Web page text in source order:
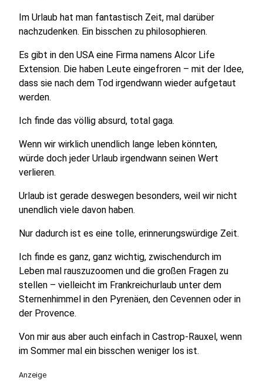
Im Urlaub hat man fantastisch Zeit, mal darüber
nachzudenken. Ein bisschen zu philosophieren.
Es gibt in den USA eine Firma namens Alcor Life
Extension. Die haben Leute eingefroren – mit der Idee,
dass sie nach dem Tod irgendwann wieder aufgetaut
werden.
Ich finde das völlig absurd, total gaga.
Wenn wir wirklich unendlich lange leben könnten,
würde doch jeder Urlaub irgendwann seinen Wert
verlieren.
Urlaub ist gerade deswegen besonders, weil wir nicht
unendlich viele davon haben.
Nur dadurch ist es eine tolle, erinnerungswürdige Zeit.
Ich finde es ganz, ganz wichtig, zwischendurch im
Leben mal rauszuzoomen und die großen Fragen zu
stellen – vielleicht im Frankreichurlaub unter dem
Sternenhimmel in den Pyrenäen, den Cevennen oder in
der Provence.
Von mir aus aber auch einfach in Castrop-Rauxel, wenn
im Sommer mal ein bisschen weniger los ist.
Anzeige